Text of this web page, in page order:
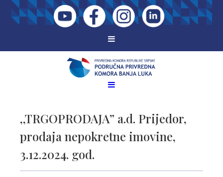
,,TRGOPRODAJA” a.d. Prijedor,
prodaja nepokretne imovine,
3.12.2024. god.